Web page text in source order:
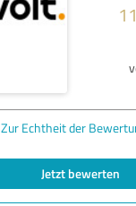
Zur Echtheit der
Jetzt bewerten